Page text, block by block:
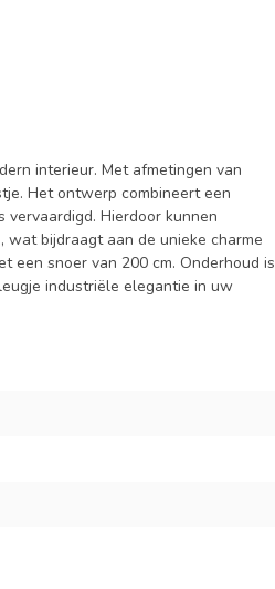
interieur. Met afmetingen van
Het ontwerp combineert een
Hierdoor kunnen
bijdraagt aan de unieke charme
een snoer van 200 cm. Onderhoud is
industriële elegantie in uw